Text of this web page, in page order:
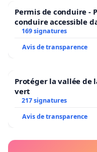
Permis de conduire -
conduire accessible
Bruxelles
169 signatures
Avis de transparence
Protéger la vallée de
vert
217 signatures
Avis de transparence